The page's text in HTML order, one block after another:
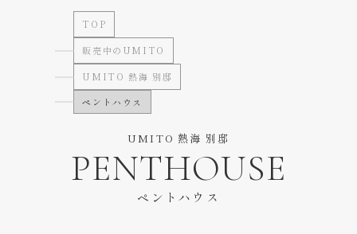
TOP
販売中のUMITO
UMITO 熱海 別邸
ペントハウス
UMITO 熱海 別邸
PENTHOUSE
ペントハウス